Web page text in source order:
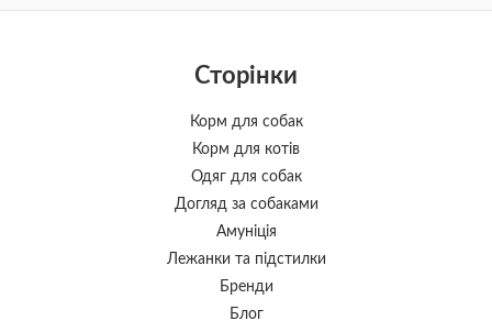
Сторінки
Корм для собак
Корм для котів
Одяг для собак
Догляд за собаками
Амуніція
Лежанки та підстилки
Бренди
Блог